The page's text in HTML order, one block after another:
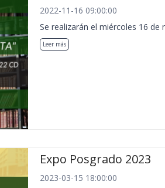
2022-11-16 09:00:00
Se realizarán el miércoles 16 de
Leer más
Expo Posgrado 2023
2023-03-15 18:00:00